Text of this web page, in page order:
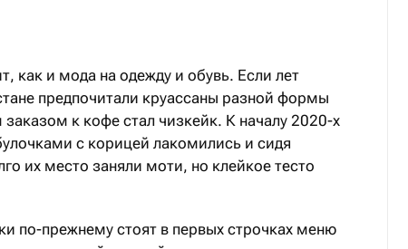
как и мода на одежду и обувь. Если лет
предпочитали круассаны разной формы
к кофе стал чизкейк. К началу 2020-х
с корицей лакомились и сидя
их место заняли моти, но клейкое тесто
по-прежнему стоят в первых строчках меню